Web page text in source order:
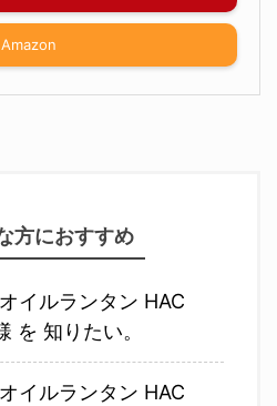
Amazon
方におすすめ
イルランタン HAC
を 知りたい。
イルランタン HAC